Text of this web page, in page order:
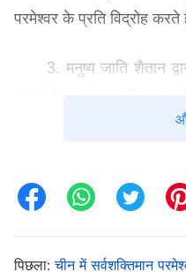
परमेश्वर के प्रति विद्रोह करते
3. मनुष्य जाति शैतान
परमेश्वर को उनके न्याय और
विश्वास में, वे केवल
स्वीकार कर सकते हैं कि
परमेश्वर को असल में नहीं
सिद्धांत और विचार भरे जा
पिछला:चीन में सर्वशक्तिमान